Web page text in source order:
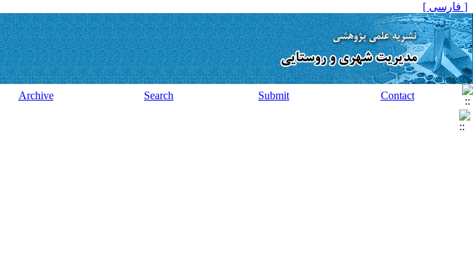
[ فارسی ]
Archive Search Submit Contact